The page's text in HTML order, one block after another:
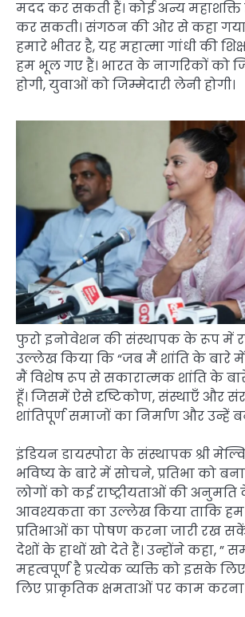
मदद कर सकती हैं। कोई अन्य महाशक्ति
कर सकती। संगठन की ओर से कहा गया
हमारे भीतर है, यह महात्मा गांधी की
हम भूल गए हैं। भारत के नागरिकों को
होगी, युवाओं को जिम्मेदारी लेनी होगी।
फुरो इनोवेशन की संस्थापक के रूप में
उल्लेख किया कि “जब मैं शांति के बारे में
मैं विशेष रूप से सकारात्मक शांति के
हूँ। जिसमें ऐसे दृष्टिकोण, संस्थाएँ और
शांतिपूर्ण समाजों का निर्माण और उन्हें
इंडियन डायस्पोरा के संस्थापक श्री
भविष्य के बारे में सोचने, प्रतिभा को
लोगों को कई राष्ट्रीयताओं की अनुमति
आवश्यकता का उल्लेख किया ताकि हम
प्रतिभाओं का पोषण करना जारी रख
देशों के हाथों खो देते हैं। उन्होंने कहा, ”
महत्वपूर्ण है प्रत्येक व्यक्ति को इसके
लिए प्राकृतिक क्षमताओं पर काम करना